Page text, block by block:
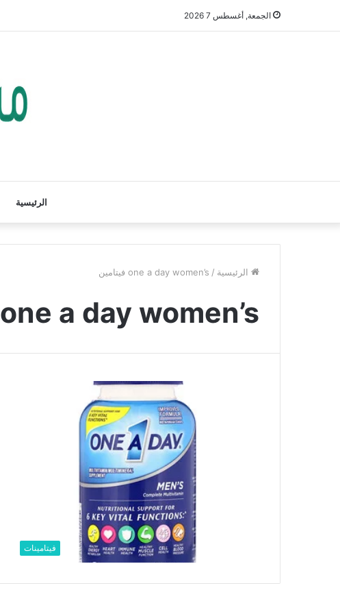
الجمعة, أغسطس 7 2026
الرئيسية
الرئيسية / one a day women’s فيتامين
one a day women’s فيتامين
فيتامينات